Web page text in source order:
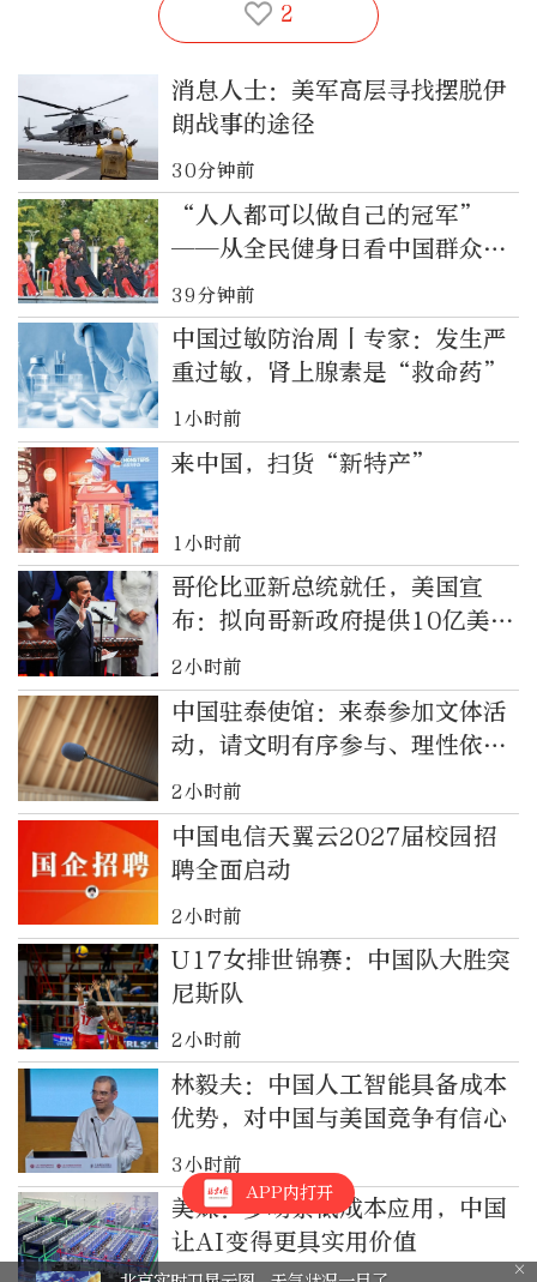
2
消息人士：美军高层寻找摆脱伊
朗战事的途径
30分钟前
“人人都可以做自己的冠军”
——从全民健身日看中国群众体
育新变化
39分钟前
中国过敏防治周丨专家：发生严
重过敏，肾上腺素是“救命药”
1小时前
来中国，扫货“新特产”
1小时前
哥伦比亚新总统就任，美国宣
布：拟向哥新政府提供10亿美元
安全援助
2小时前
中国驻泰使馆：来泰参加文体活
动，请文明有序参与、理性依法
维权
2小时前
中国电信天翼云2027届校园招
聘全面启动
2小时前
U17女排世锦赛：中国队大胜突
尼斯队
2小时前
林毅夫：中国人工智能具备成本
优势，对中国与美国竞争有信心
3小时前
美媒：多场景低成本应用，中国
让AI变得更具实用价值
APP内打开